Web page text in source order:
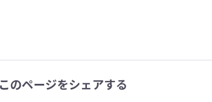
このページをシェアする